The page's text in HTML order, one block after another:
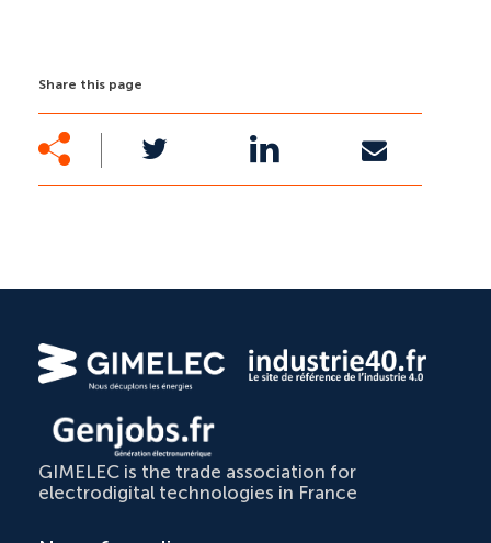
Share this page
GIMELEC is the trade association for
electrodigital technologies in France